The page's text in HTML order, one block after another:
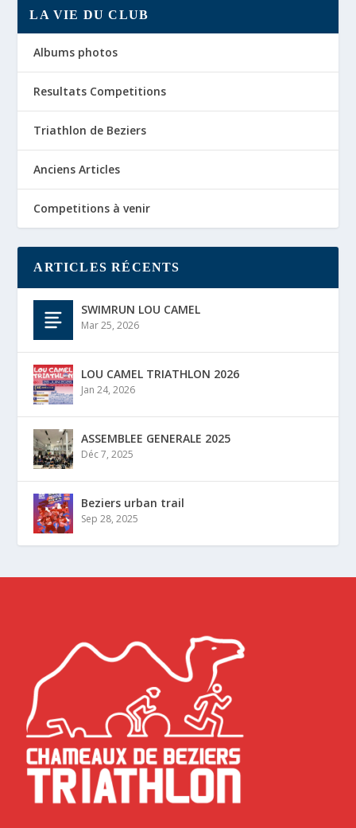
LA VIE DU CLUB
Albums photos
Resultats Competitions
Triathlon de Beziers
Anciens Articles
Competitions à venir
ARTICLES RÉCENTS
SWIMRUN LOU CAMEL
Mar 25, 2026
LOU CAMEL TRIATHLON 2026
Jan 24, 2026
ASSEMBLEE GENERALE 2025
Déc 7, 2025
Beziers urban trail
Sep 28, 2025